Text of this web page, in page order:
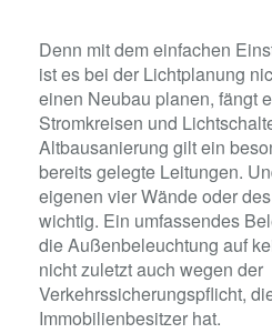
Denn mit dem einfachen
ist es bei der Lichtplanung
einen Neubau planen, fängt
Stromkreisen und
Altbausanierung gilt ein
bereits gelegte Leitungen.
eigenen vier Wände oder
wichtig. Ein umfassendes
die Außenbeleuchtung auf
nicht zuletzt auch wegen der
Verkehrssicherungspflicht,
Immobilienbesitzer hat.